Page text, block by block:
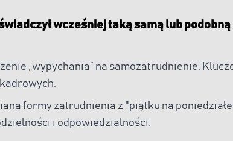
wcześniej taką samą lub
„wypychania” na samozatrudnienie.
formy zatrudnienia z "piątku na
i odpowiedzialności.